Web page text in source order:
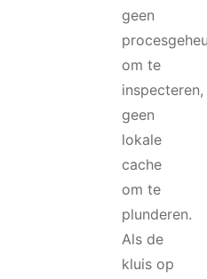
geen
om te
inspecteren,
geen
lokale
cache
om te
plunderen.
Als de
kluis op